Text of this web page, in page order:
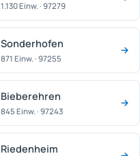
1.130 Einw. · 97279
Sonderhofen
871 Einw. · 97255
Bieberehren
845 Einw. · 97243
Riedenheim